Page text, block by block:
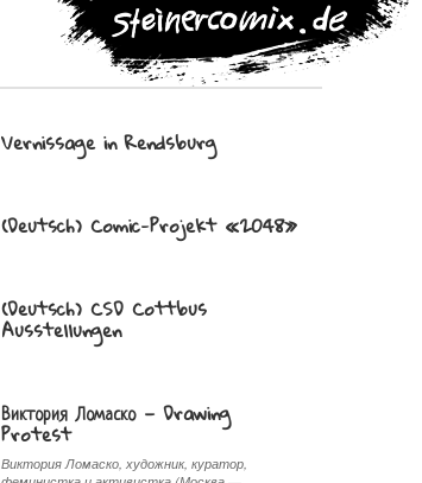
Vernissage in Rendsburg
(Deutsch) Comic-Projekt «2048»
(Deutsch) CSD Cottbus
Ausstellungen
Виктория Ломаско — Drawing
Protest
Виктория Ломаско, художник, куратор,